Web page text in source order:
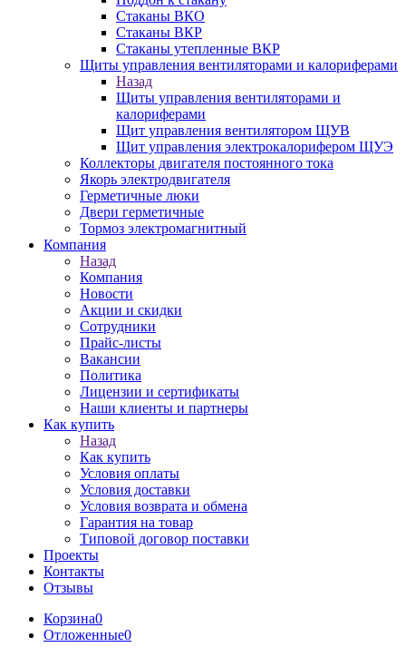
Стаканы ВКО
Стаканы ВКР
Стаканы утепленные ВКР
Щиты управления вентиляторами и калориферами
Назад
Щиты управления вентиляторами и
калориферами
Щит управления вентилятором ЩУВ
Щит управления электрокалорифером ЩУЭ
Коллекторы двигателя постоянного тока
Якорь электродвигателя
Герметичные люки
Двери герметичные
Тормоз электромагнитный
Компания
Назад
Компания
Новости
Акции и скидки
Сотрудники
Прайс-листы
Вакансии
Политика
Лицензии и сертификаты
Наши клиенты и партнеры
Как купить
Назад
Как купить
Условия оплаты
Условия доставки
Условия возврата и обмена
Гарантия на товар
Типовой договор поставки
Проекты
Контакты
Отзывы
Корзина0
Отложенные0